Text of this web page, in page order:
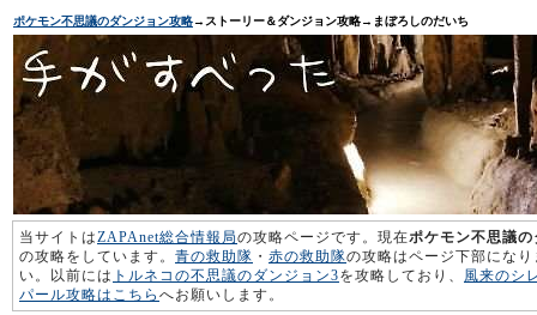
ポケモン不思議のダンジョン攻略→ストーリー＆ダンジョン攻略→まぼろしのだいち
当サイトはZAPAnet総合情報局の攻略ページです。現在ポケモン不思議
の攻略をしています。 青の救助隊 ・ 赤の救助隊の攻略はページ下部にな
い。以前には トルネコの不思議のダンジョン3を攻略しており、 風来のシ
パール攻略はこちら へお願いします。